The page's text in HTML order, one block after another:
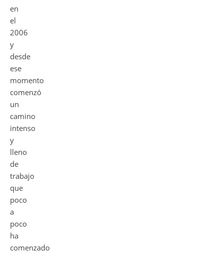
en
el
2006
y
desde
ese
momento
comenzó
un
camino
intenso
y
lleno
de
trabajo
que
poco
a
poco
ha
comenzado